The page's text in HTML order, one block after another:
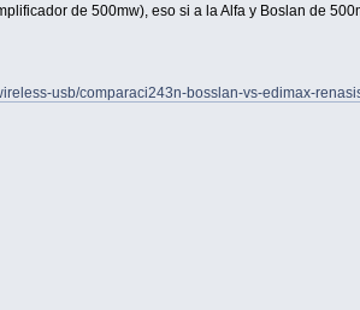
de 500mw), eso si a la Alfa y Boslan de
usb/comparaci243n-bosslan-vs-edimax-